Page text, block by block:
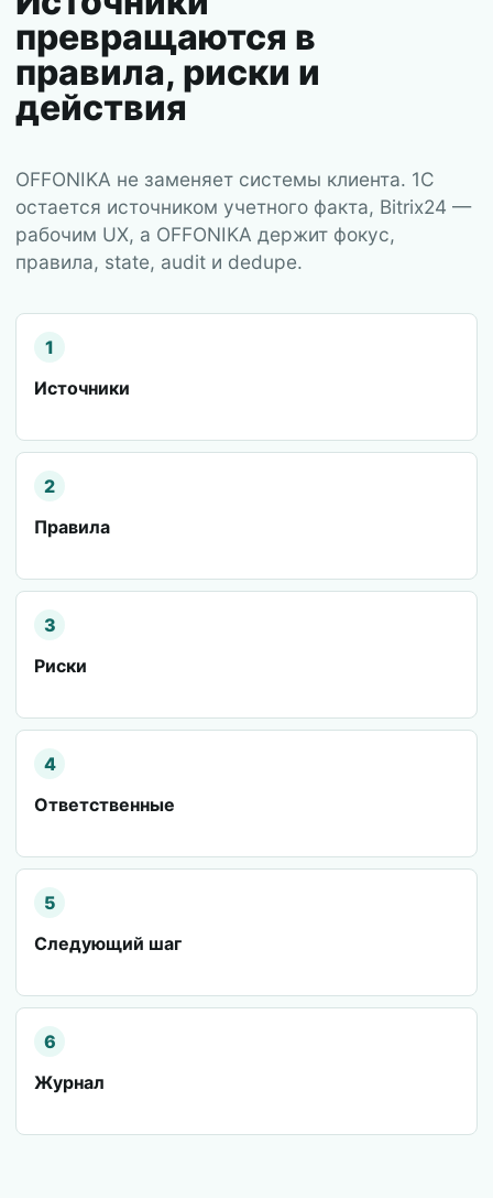
превращаются в
правила, риски и
действия
OFFONIKA не заменяет системы клиента. 1С
остается источником учетного факта, Bitrix24 —
рабочим UX, а OFFONIKA держит фокус,
правила, state, audit и dedupe.
1
Источники
2
Правила
3
Риски
4
Ответственные
5
Следующий шаг
6
Журнал